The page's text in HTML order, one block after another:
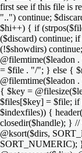
first see if this file is
"..") continue;
$hi++) { if
($discard) continue;
(!$showdirs)
@filemtime($leadon
= $file . "/"; } else {
@filemtime($leadon
{ $key =
$files[$key] = $file; if
$indexfiles)) {
closedir($handle); }
@ksort($dirs,
SORT_NUMERIC);